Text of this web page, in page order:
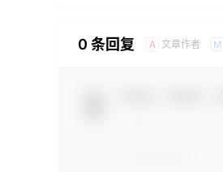
0 条回复 A 文章作者 M